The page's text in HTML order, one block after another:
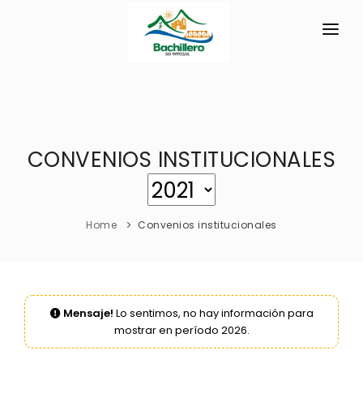
RESEÑA HISTÓRICA
Ubicación
GAD
GESTIÓN Y PRESUPUESTO
Sesiones Ordinarias
Sesiones Extraordinarias
Resoluciones
CIUDADANÍA ACTIVA
Solicitud de acceso información pública
TURISMO
CONVENIOS INSTITUCIONALES
Home Convenios institucionales
Mensaje! Lo sentimos, no hay información para
mostrar en período 2026.